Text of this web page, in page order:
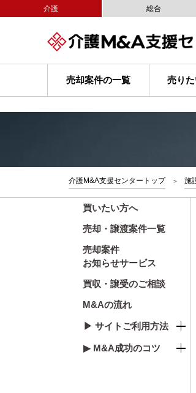
介護 総合
売却案件の一覧 売り
介護M&A支援センタートップ 施
買いたい方へ
売却・譲渡案件一覧
売却案件
お知らせサービス
買収・譲受のご相談
M&Aの流れ
▶ サイトご利用方法
▶ M&A成功のコツ